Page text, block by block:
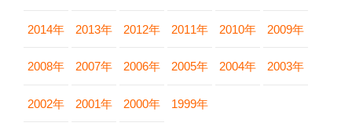
2014年 2013年 2012年 2011年 2010年 2009年
2008年 2007年 2006年 2005年 2004年 2003年
2002年 2001年 2000年 1999年